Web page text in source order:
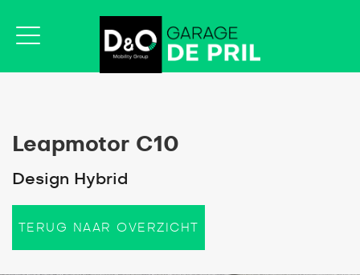
Leapmotor C10
Design Hybrid
TERUG NAAR OVERZICHT